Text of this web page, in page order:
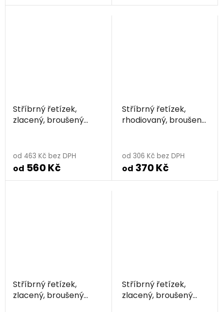
Stříbrný řetízek,
zlacený, broušený
od 463 Kč bez DPH
od 560 Kč
Stříbrný řetízek,
rhodiovaný, broušený
od 306 Kč bez DPH
od 370 Kč
Stříbrný řetízek,
zlacený, broušený
Stříbrný řetízek,
zlacený, broušený